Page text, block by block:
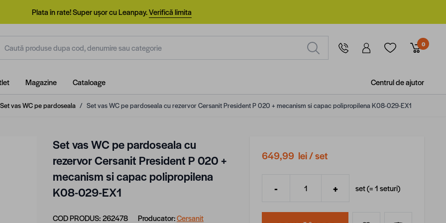
Plata în rate! Super ușor cu Leanpay.Verifică limita
0
Magazine Cataloage Centrul de ajutor
Set vas WC pe pardoseala / Set vas WC pe pardoseala cu rezervor Cersanit President P 020 + mecanism si capac polipropilena K08-029-EX1
Set vas WC pe pardoseala cu
rezervor Cersanit President P 020 +
mecanism si capac polipropilena
K08-029-EX1
COD PRODUS:262478 Producator:Cersanit
649,99 lei/ set
Cantitate
- + set (=1seturi)